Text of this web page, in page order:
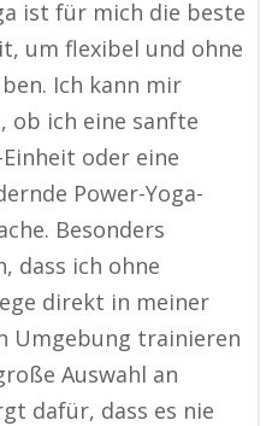
ist für mich die beste
um flexibel und ohne
Ich kann mir
ob ich eine sanfte
oder eine
Power-Yoga-
Besonders
dass ich ohne
direkt in meiner
Umgebung trainieren
Auswahl an
dafür, dass es nie